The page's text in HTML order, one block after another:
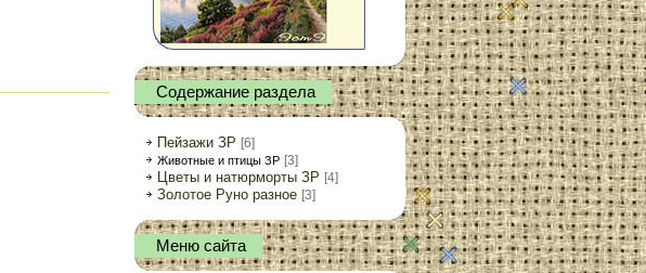
Содержание раздела
Пейзажи ЗР [6]
Животные и птицы ЗР [3]
Цветы и натюрморты ЗР [4]
Золотое Руно разное [3]
Меню сайта